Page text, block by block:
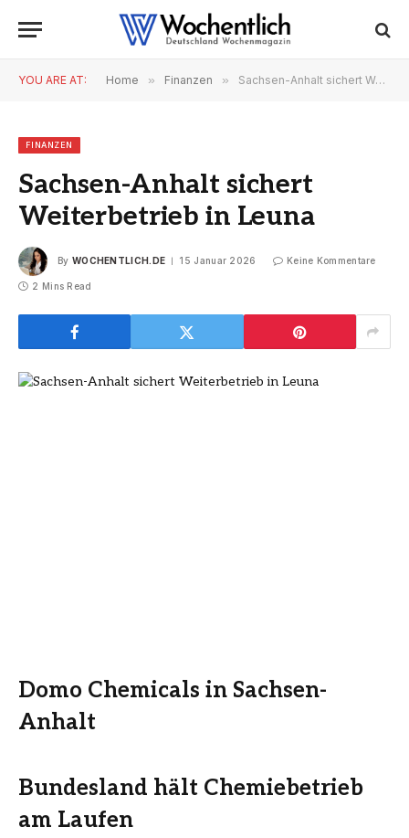
YOU ARE AT: Home » Finanzen » Sachsen-Anhalt sichert Weiterbetrieb in Leuna
FINANZEN
Sachsen-Anhalt sichert
Weiterbetrieb in Leuna
By WOCHENTLICH.DE 15 Januar 2026 Keine Kommentare
2 Mins Read
Domo Chemicals in Sachsen-
Anhalt
Bundesland hält Chemiebetrieb
am Laufen